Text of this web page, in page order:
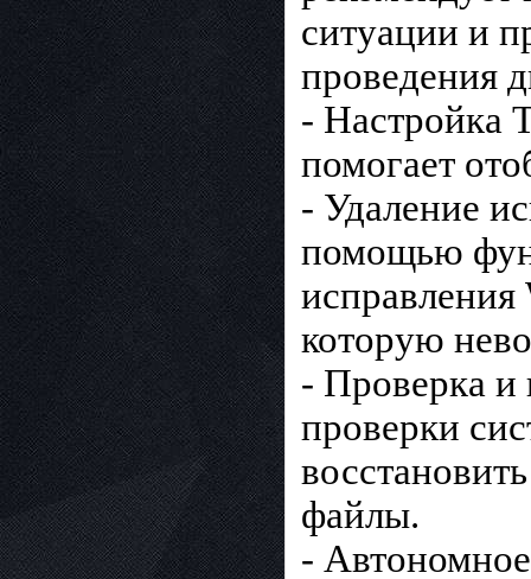
ситуации и
проведения
- Настройка
помогает
- Удаление
помощью
которую
- Проверка и
проверки
файлы.
-